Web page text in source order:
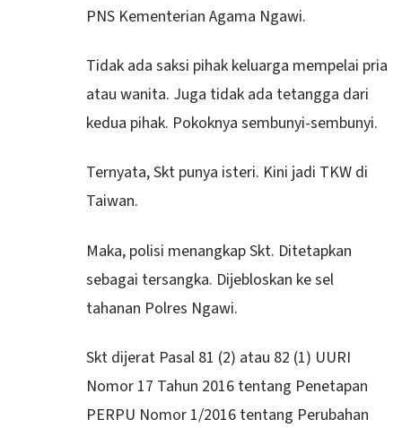
PNS Kementerian Agama Ngawi.
Tidak ada saksi pihak keluarga mempelai pria
atau wanita. Juga tidak ada tetangga dari
kedua pihak. Pokoknya sembunyi-sembunyi.
Ternyata, Skt punya isteri. Kini jadi TKW di
Taiwan.
Maka, polisi menangkap Skt. Ditetapkan
sebagai tersangka. Dijebloskan ke sel
tahanan Polres Ngawi.
Skt dijerat Pasal 81 (2) atau 82 (1) UURI
Nomor 17 Tahun 2016 tentang Penetapan
PERPU Nomor 1/2016 tentang Perubahan